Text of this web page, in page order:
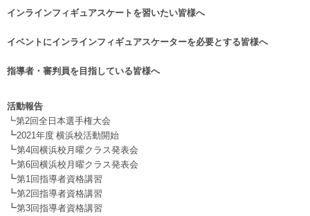
インラインフィギュアスケートを習いたい皆様へ
イベントにインラインフィギュアスケーターを必要とする皆様へ
指導者・審判員を目指している皆様へ
活動報告
┗第2回全日本選手権大会
┗2021年度 横浜校活動開始
┗第4回横浜校月曜クラス発表会
┗第6回横浜校月曜クラス発表会
┗第1回指導者資格講習
┗第2回指導者資格講習
┗第3回指導者資格講習